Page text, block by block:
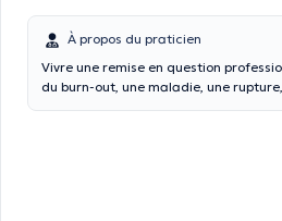
À propos du praticien
Vivre une remise en question
du burn-out, une maladie, une